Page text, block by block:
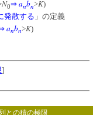
N0⇒ anbn>K)
発散する 」の定義
anbn>K)
]
との積の極限